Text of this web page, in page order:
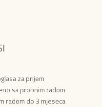
za prijem
sa probnim radom
radom do 3 mjeseca